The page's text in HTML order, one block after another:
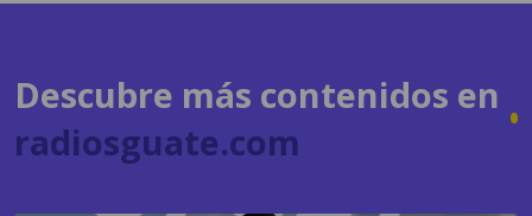
radiosguate.com